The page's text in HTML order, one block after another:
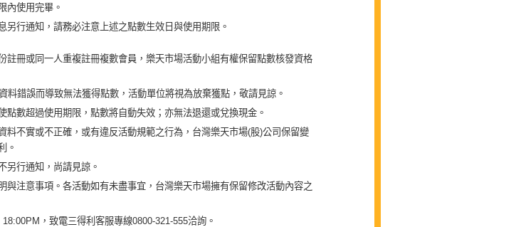
內使用完畢。
行通知，請務必注意上述之點數生效日與使用期限。
註冊或同一人重複註冊複數會員，樂天市場活動小組有權保留點數核發資格
錯誤而導致無法獲得點數，活動單位將視為放棄獲點，敬請見諒。
點數超過使用期限，點數將自動失效；亦無法退還或兌換現金。
料不實或不正確，或有違反活動規範之行為，台灣樂天市場(股)公司保留變
。
另行通知，尚請見諒。
與注意事項。各活動如有未盡事宜，台灣樂天市場擁有保留修改活動內容之
，致電三得利客服專線0800-321-555洽詢。